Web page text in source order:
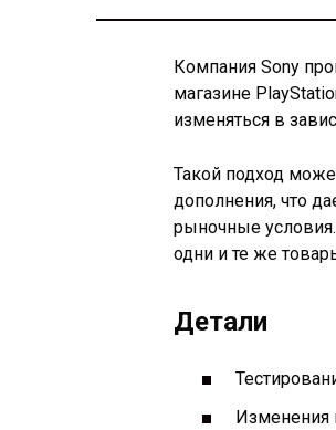
Компания Sony
магазине
изменяться в
Такой подход
дополнения, что
рыночные условия.
одни и те же
Детали
Изменения